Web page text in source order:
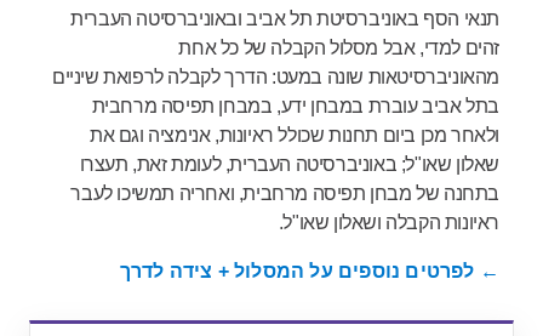
תנאי הסף באוניברסיטת תל אביב ובאוניברסיטה העברית
זהים למדי, אבל מסלול הקבלה של כל אחת
מהאוניברסיטאות שונה במעט: הדרך לקבלה לרפואת שיניים
בתל אביב עוברת במבחן ידע, במבחן תפיסה מרחבית
ולאחר מכן ביום תחנות שכולל ראיונות, אנימציה וגם את
שאלון שאו"ל; באוניברסיטה העברית, לעומת זאת, תעצרו
בתחנה של מבחן תפיסה מרחבית, ואחריה תמשיכו לעבר
ראיונות הקבלה ושאלון שאו"ל.
← לפרטים נוספים על המסלול + צידה לדרך